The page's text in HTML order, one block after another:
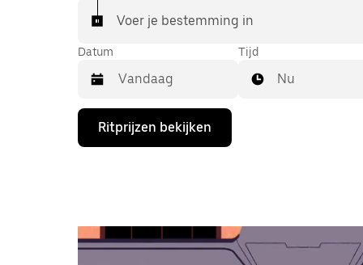
Voer je bestemming in
Datum
Druk
de
te
openen
Tijd
Nu
Ritprijzen bekijken